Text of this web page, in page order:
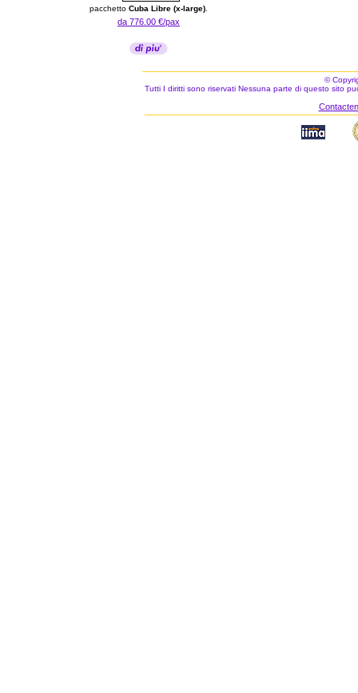
pacchetto Cuba Libre (x-large)
da 776.00 €/pax
©
Tutti I diritti sono riservati Nessuna parte di questo sito